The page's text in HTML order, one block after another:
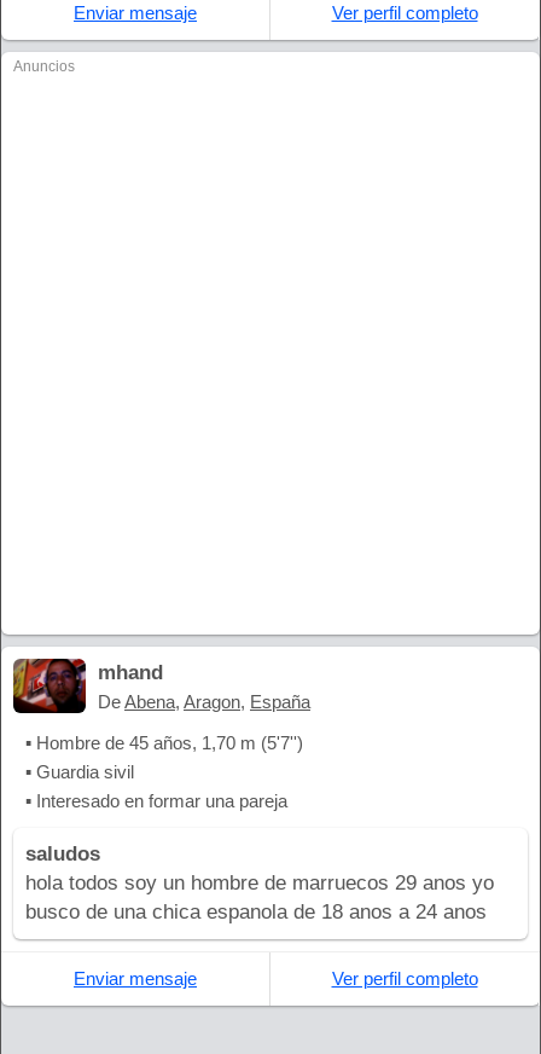
Enviar mensaje Ver perfil completo
Anuncios
mhand
DeAbena, Aragon, España
▪ Hombre de 45 años, 1,70 m (5'7'')
▪ Guardia sivil
▪ Interesado en formar una pareja
saludos
hola todos soy un hombre de marruecos 29 anos yo
busco de una chica espanola de 18 anos a 24 anos
Enviar mensaje Ver perfil completo